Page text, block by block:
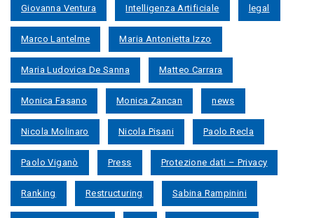
Giovanna Ventura Intelligenza Artificiale legal
Marco Lantelme Maria Antonietta Izzo
Maria Ludovica De Sanna Matteo Carrara
Monica Fasano Monica Zancan news
Nicola Molinaro Nicola Pisani Paolo Recla
Paolo Viganò Press Protezione dati – Privacy
Ranking Restructuring Sabina Rampinini